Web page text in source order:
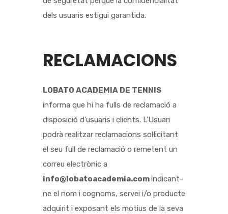
dels usuaris estigui garantida.
RECLAMACIONS
LOBATO ACADEMIA DE TENNIS
informa que hi ha fulls de reclamació a
disposició d’usuaris i clients. L’Usuari
podrà realitzar reclamacions sol·licitant
el seu full de reclamació o remetent un
correu electrònic a
info@lobatoacademia.comindicant-
ne el nom i cognoms, servei i/o producte
adquirit i exposant els motius de la seva